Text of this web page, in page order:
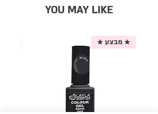
YOU MAY LIKE
★ מבצע ★